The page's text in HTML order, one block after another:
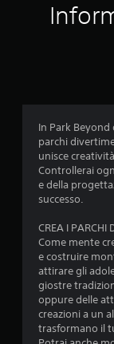
In Park
parchi
unisce
Controllerai
e della
successo.
CREA I PARCHI
Come mente
e costruire
attirare gli
giostre
oppure delle
creazioni a un
trasformano il